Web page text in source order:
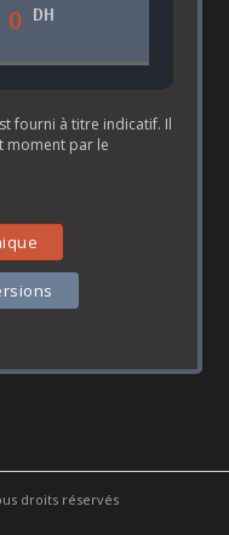
0 DH
fourni à titre indicatif. Il
moment par le
droits réservés